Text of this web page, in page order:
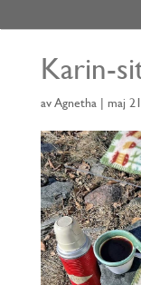
Karin-
avAgnetha | maj